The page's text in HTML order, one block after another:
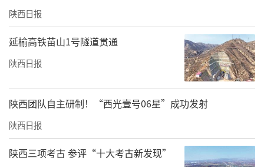
在热烈的掌声中，与会领导和嘉宾共同为“咸
阳市数字电商与现代服务业市域产教联合
体”“陕西省数字商务行业产教融合共同
体”揭牌。红绸落下，牌匾揭开，标志着陕西
职业教育产教融合、协同育人事业翻开崭新篇
章。
陕西日报
延榆高铁苗山1号隧道贯通
陕西日报
陕西团队自主研制！“西光壹号06星”成功发射
陕西日报
陕西三项考古 参评“十大考古新发现”